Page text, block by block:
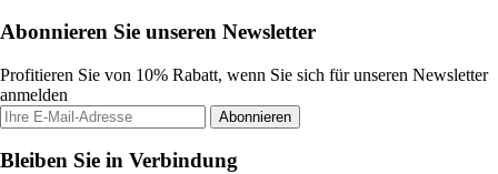
Abonnieren Sie unseren Newsletter
Profitieren Sie von 10% Rabatt, wenn Sie sich für unseren Newsletter
anmelden
Abonnieren
Bleiben Sie in Verbindung